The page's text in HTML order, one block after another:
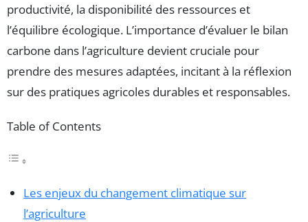
productivité, la disponibilité des ressources et
l’équilibre écologique. L’importance d’évaluer le bilan
carbone dans l’agriculture devient cruciale pour
prendre des mesures adaptées, incitant à la réflexion
sur des pratiques agricoles durables et responsables.
Table of Contents
Les enjeux du changement climatique sur
l’agriculture